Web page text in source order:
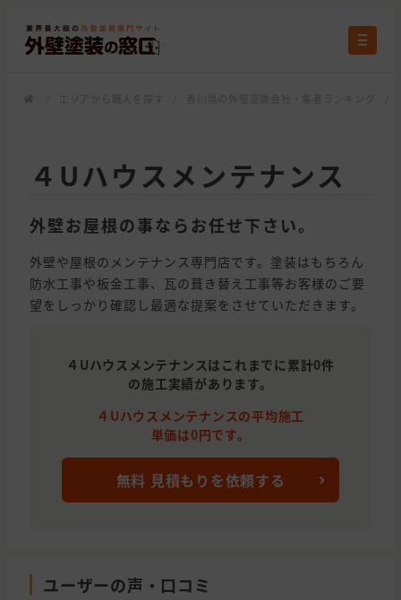
４Uハウスメンテナンス
外壁お屋根の事ならお任せ下さい。
外壁や屋根のメンテナンス専門店です。塗装はもちろん
防水工事や板金工事、瓦の葺き替え工事等お客様のご要
望をしっかり確認し最適な提案をさせていただきます。
４Uハウスメンテナンスはこれまでに累計0件
の施工実績があります。
４Uハウスメンテナンスの平均施工
単価は0円です。
無料 見積もりを依頼する
ユーザーの声・口コミ